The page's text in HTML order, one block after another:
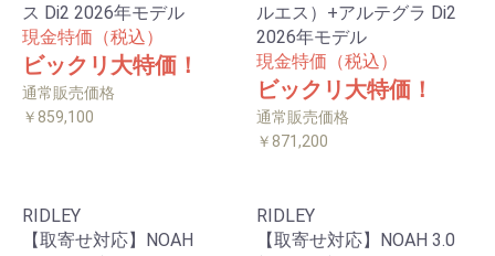
ス Di2 2026年モデル
現金特価（税込）
ビックリ大特価！
通常販売価格
￥859,100
ルエス）+アルテグラ Di2
2026年モデル
現金特価（税込）
ビックリ大特価！
通常販売価格
￥871,200
RIDLEY
【取寄せ対応】NOAH
RIDLEY
【取寄せ対応】NOAH 3.0